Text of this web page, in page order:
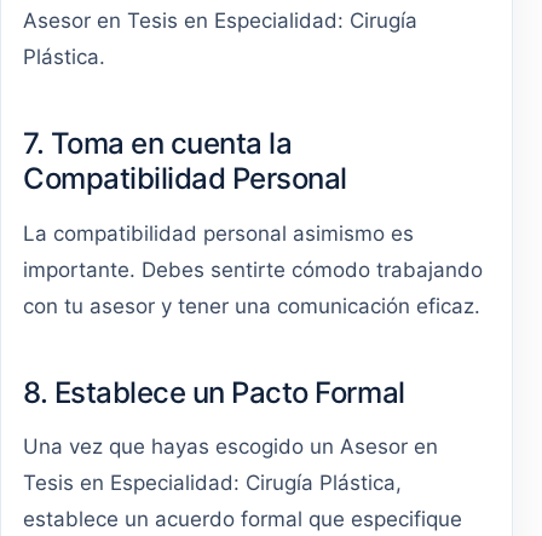
Asesor en Tesis en Especialidad: Cirugía
Plástica.
7. Toma en cuenta la
Compatibilidad Personal
La compatibilidad personal asimismo es
importante. Debes sentirte cómodo trabajando
con tu asesor y tener una comunicación eficaz.
8. Establece un Pacto Formal
Una vez que hayas escogido un Asesor en
Tesis en Especialidad: Cirugía Plástica,
establece un acuerdo formal que especifique